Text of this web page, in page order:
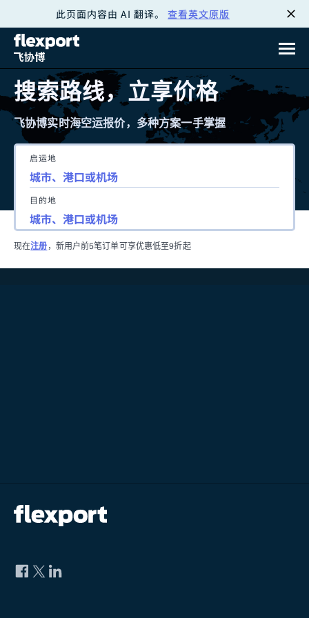
此页面内容由 AI 翻译。 查看英文原版
搜索路线，立享价格
飞协博实时海空运报价，多种方案一手掌握
启运地
目的地
现在注册 ，新用户前5笔订单可享优惠低至9折起